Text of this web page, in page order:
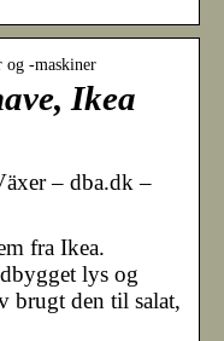
og -maskiner
Ikea
– dba.dk –
fra Ikea.
lys og
brugt den til salat,